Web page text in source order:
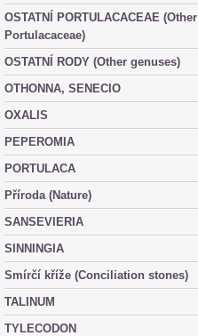
OSTATNÍ PORTULACACEAE (Other
Portulacaceae)
OSTATNÍ RODY (Other genuses)
OTHONNA, SENECIO
OXALIS
PEPEROMIA
PORTULACA
Příroda (Nature)
SANSEVIERIA
SINNINGIA
Smírčí kříže (Conciliation stones)
TALINUM
TYLECODON